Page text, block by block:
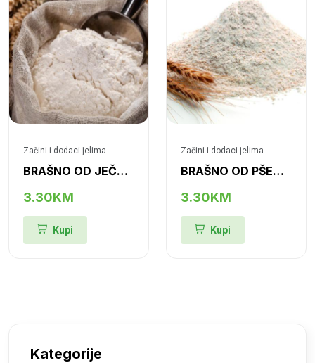
Začini i dodaci jelima
BRAŠNO OD JEČMA
3.30KM
Kupi
Začini i dodaci jelima
BRAŠNO OD PŠENICE
3.30KM
Kupi
Kategorije